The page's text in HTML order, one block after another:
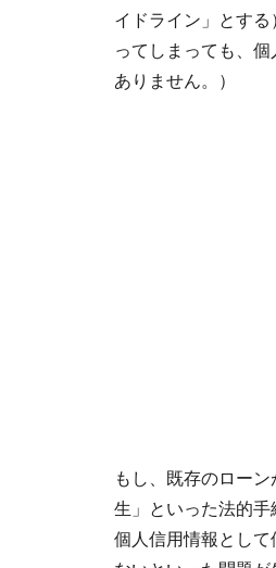
イドライン」とす
ってしまっても、
ありません。）
もし、既存のロー
生」といった法的
個人信用情報とし